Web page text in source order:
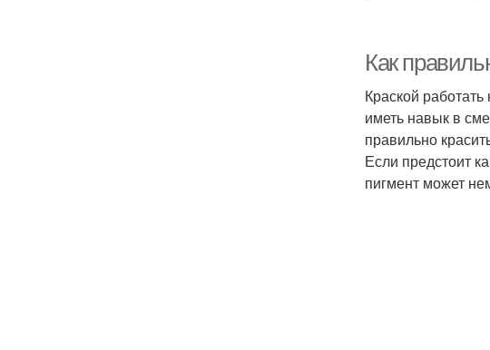
Как
Краской
иметь навык в
правильно
Если предстоит
пигмент может